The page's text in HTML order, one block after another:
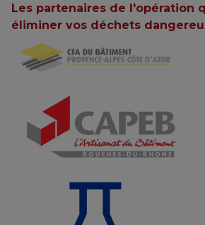
Les partenaires de l'opération
éliminer vos déchets